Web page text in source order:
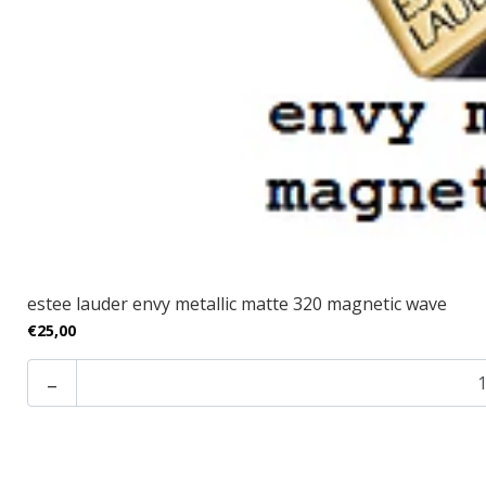
estee lauder envy metallic matte 320 magnetic wave
€25,00
-